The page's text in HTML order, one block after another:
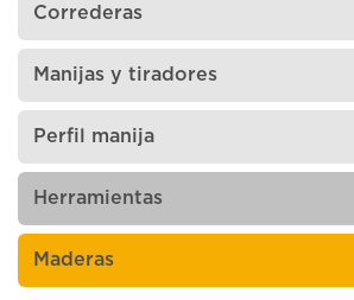
Correderas
Manijas y tiradores
Perfil manija
Herramientas
Maderas